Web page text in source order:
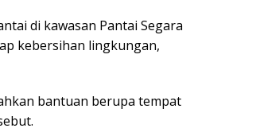
di kawasan Pantai Segara
kebersihan lingkungan,
bantuan berupa tempat